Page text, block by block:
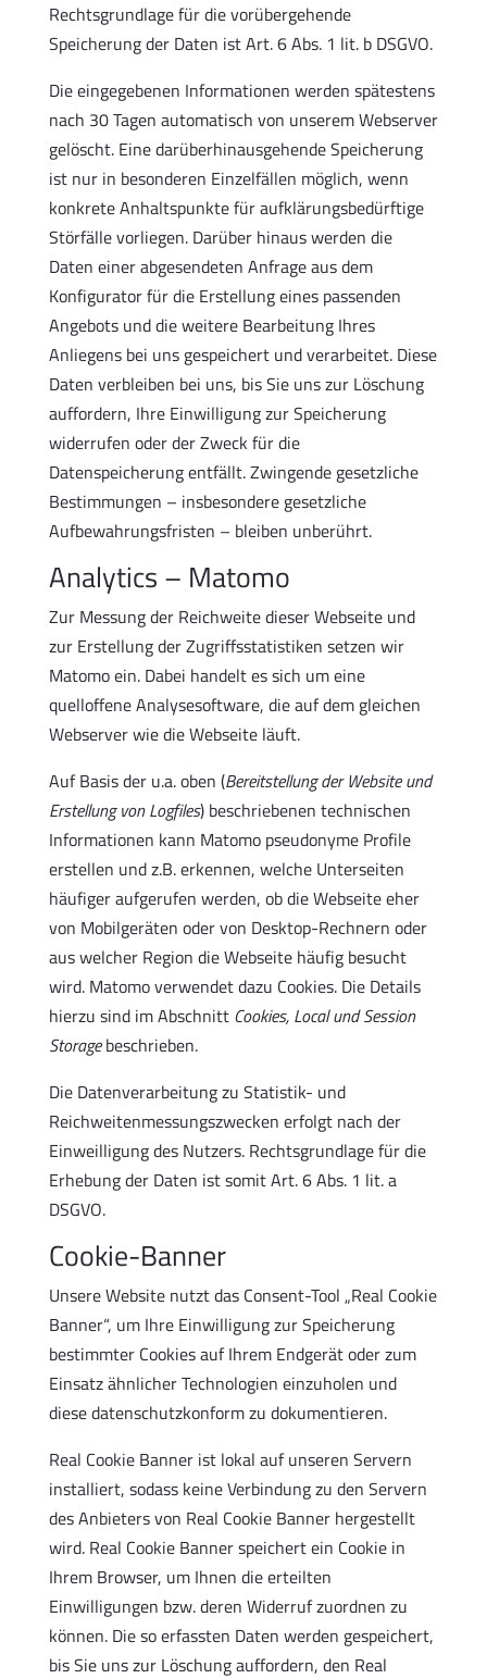
Rechtsgrundlage für die vorübergehende
Speicherung der Daten ist Art. 6 Abs. 1 lit. b DSGVO.
Die eingegebenen Informationen werden spätestens
nach 30 Tagen automatisch von unserem Webserver
gelöscht. Eine darüberhinausgehende Speicherung
ist nur in besonderen Einzelfällen möglich, wenn
konkrete Anhaltspunkte für aufklärungsbedürftige
Störfälle vorliegen. Darüber hinaus werden die
Daten einer abgesendeten Anfrage aus dem
Konfigurator für die Erstellung eines passenden
Angebots und die weitere Bearbeitung Ihres
Anliegens bei uns gespeichert und verarbeitet. Diese
Daten verbleiben bei uns, bis Sie uns zur Löschung
auffordern, Ihre Einwilligung zur Speicherung
widerrufen oder der Zweck für die
Datenspeicherung entfällt. Zwingende gesetzliche
Bestimmungen – insbesondere gesetzliche
Aufbewahrungsfristen – bleiben unberührt.
Analytics – Matomo
Zur Messung der Reichweite dieser Webseite und
zur Erstellung der Zugriffsstatistiken setzen wir
Matomo ein. Dabei handelt es sich um eine
quelloffene Analysesoftware, die auf dem gleichen
Webserver wie die Webseite läuft.
Auf Basis der u.a. oben (Bereitstellung der Website und
Erstellung von Logfiles) beschriebenen technischen
Informationen kann Matomo pseudonyme Profile
erstellen und z.B. erkennen, welche Unterseiten
häufiger aufgerufen werden, ob die Webseite eher
von Mobilgeräten oder von Desktop-Rechnern oder
aus welcher Region die Webseite häufig besucht
wird. Matomo verwendet dazu Cookies. Die Details
hierzu sind im Abschnitt Cookies, Local und Session
Storagebeschrieben.
Die Datenverarbeitung zu Statistik- und
Reichweitenmessungszwecken erfolgt nach der
Einweilligung des Nutzers. Rechtsgrundlage für die
Erhebung der Daten ist somit Art. 6 Abs. 1 lit. a
DSGVO.
Cookie-Banner
Unsere Website nutzt das Consent-Tool „Real Cookie
Banner“, um Ihre Einwilligung zur Speicherung
bestimmter Cookies auf Ihrem Endgerät oder zum
Einsatz ähnlicher Technologien einzuholen und
diese datenschutzkonform zu dokumentieren.
Real Cookie Banner ist lokal auf unseren Servern
installiert, sodass keine Verbindung zu den Servern
des Anbieters von Real Cookie Banner hergestellt
wird. Real Cookie Banner speichert ein Cookie in
Ihrem Browser, um Ihnen die erteilten
Einwilligungen bzw. deren Widerruf zuordnen zu
können. Die so erfassten Daten werden gespeichert,
bis Sie uns zur Löschung auffordern, den Real